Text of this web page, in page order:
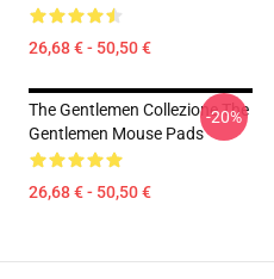
26,68 € - 50,50 €
The Gentlemen Collezione The
Gentlemen Mouse Pads
26,68 € - 50,50 €
-20%